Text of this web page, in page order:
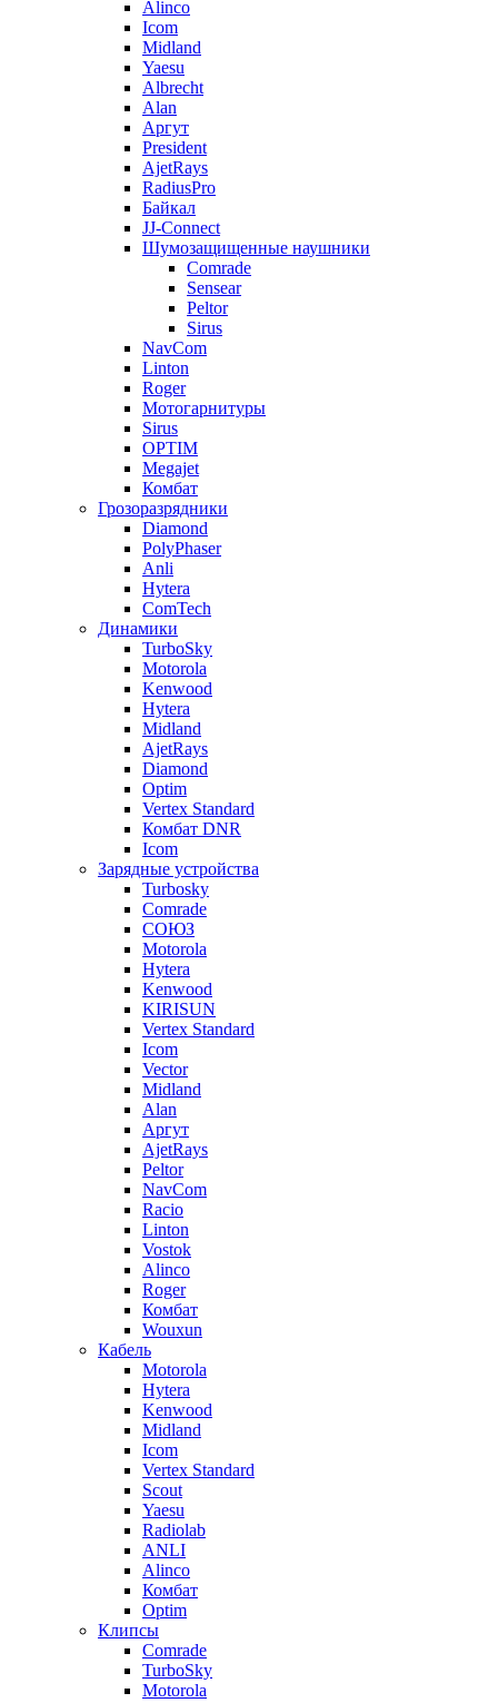
Alinco
Icom
Midland
Yaesu
Albrecht
Alan
Аргут
President
AjetRays
RadiusPro
Байкал
JJ-Connect
Шумозащищенные наушники
Comrade
Sensear
Peltor
Sirus
NavCom
Linton
Roger
Мотогарнитуры
Sirus
OPTIM
Megajet
Комбат
Грозоразрядники
Diamond
PolyPhaser
Anli
Hytera
ComTech
Динамики
TurboSky
Motorola
Kenwood
Hytera
Midland
AjetRays
Diamond
Optim
Vertex Standard
Комбат DNR
Icom
Зарядные устройства
Turbosky
Comrade
СОЮЗ
Motorola
Hytera
Kenwood
KIRISUN
Vertex Standard
Icom
Vector
Midland
Alan
Аргут
AjetRays
Peltor
NavCom
Racio
Linton
Vostok
Alinco
Roger
Комбат
Wouxun
Кабель
Motorola
Hytera
Kenwood
Midland
Icom
Vertex Standard
Scout
Yaesu
Radiolab
ANLI
Alinco
Комбат
Optim
Клипсы
Comrade
TurboSky
Motorola